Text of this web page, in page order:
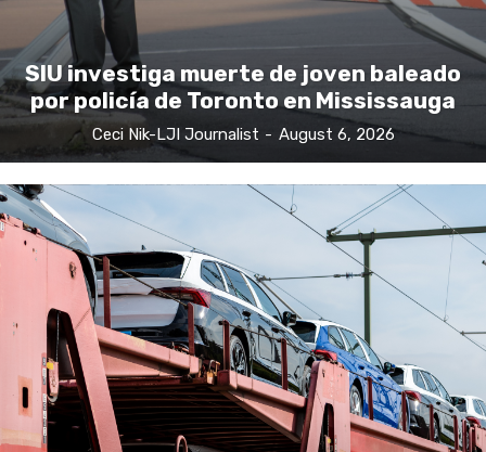
SIU investiga muerte de joven baleado
por policía de Toronto en Mississauga
Ceci Nik-LJI Journalist - August 6, 2026